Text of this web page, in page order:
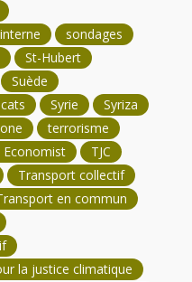
sondages
St-Hubert
Suède
Syrie
Syriza
terrorisme
Economist
TJC
Transport collectif
en commun
la justice climatique